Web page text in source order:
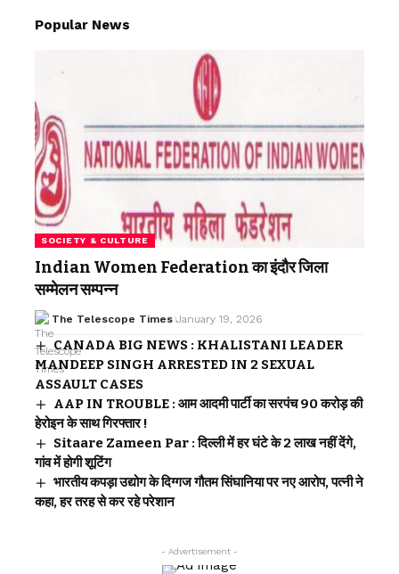
Popular News
SOCIETY & CULTURE
Indian Women Federation का इंदौर जिला
सम्मेलन सम्पन्न
The Telescope Times January 19, 2026
CANADA BIG NEWS : KHALISTANI LEADER
MANDEEP SINGH ARRESTED IN 2 SEXUAL
ASSAULT CASES
AAP IN TROUBLE : आम आदमी पार्टी का सरपंच 90 करोड़ की
हेरोइन के साथ गिरफ्तार !
Sitaare Zameen Par : दिल्ली में हर घंटे के 2 लाख नहीं देंगे,
गांव में होगी शूटिंग
भारतीय कपड़ा उद्योग के दिग्गज गौतम सिंघानिया पर नए आरोप, पत्नी ने
कहा, हर तरह से कर रहे परेशान
- Advertisement -